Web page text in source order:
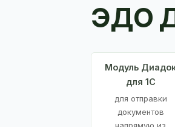
ЭДО
Модуль
для 1С
для отправки
документов
напрямую из